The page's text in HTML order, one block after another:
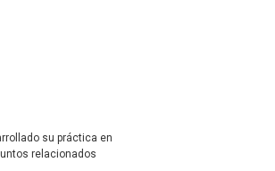
su práctica en
relacionados